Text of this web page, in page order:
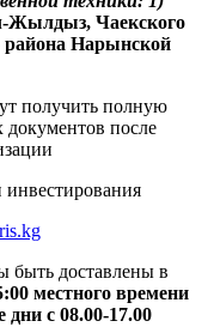
Жылдыз, Чаекского
района Нарынской
получить полную
после
инвестирования
быть доставлены в
местного времени
дни с 08.00-17.00